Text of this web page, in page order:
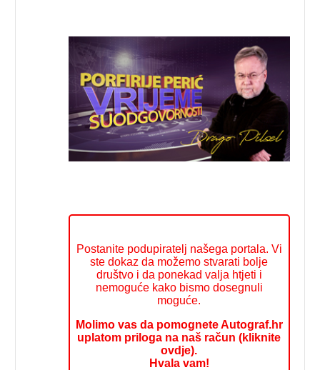
Postanite podupiratelj našega portala. Vi
ste dokaz da možemo stvarati bolje
društvo i da ponekad valja htjeti i
nemoguće kako bismo dosegnuli
moguće.
Molimo vas da pomognete Autograf.hr
uplatom priloga na naš račun (kliknite
ovdje).
Hvala vam!